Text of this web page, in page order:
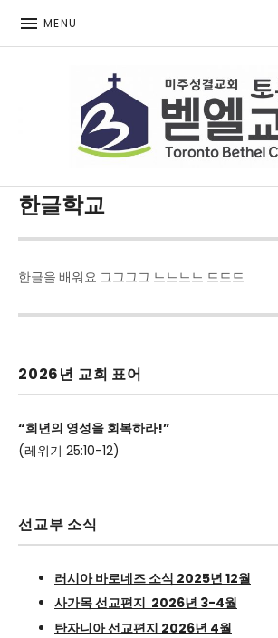
MENU
한글학교
한글을 배워요 그그그그 느느느느 드드드
2026년 교회 표어
“희년의 영성을 회복하라!”
(레위기 25:10-12)
선교부 소식
러시아 바로네즈 소식 2025년 12월
사가목 선교편지 2026년 3-4월
탄자니아 선교편지 2026년 4월